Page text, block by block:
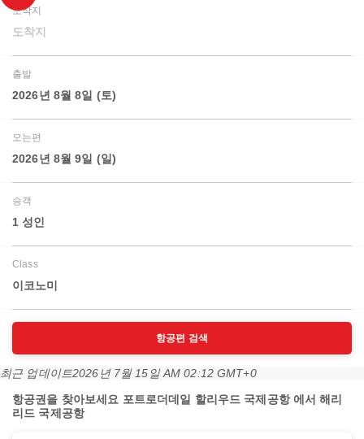
도착지
도착지
출발
2026년 8월 8일 (토)
오는편
2026년 8월 9일 (일)
승객
1 성인
Class
이코노미
항공편 검색
최근 업데이트2026년 7월 15일 AM 02:12 GMT+0
항공권을 찾아보세요 포트로더데일 할리우드 국제공항 에서 해리
리드 국제공항